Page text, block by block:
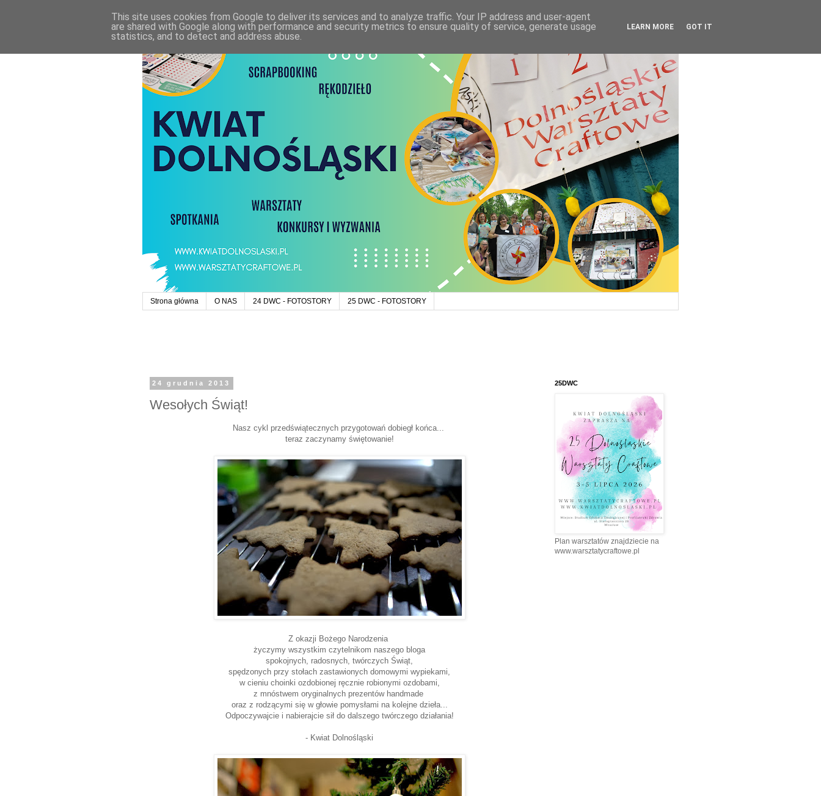
Strona główna O NAS 24 DWC - FOTOSTORY 25 DWC - FOTOSTORY
24 grudnia 2013
Wesołych Świąt!
Nasz cykl przedświątecznych przygotowań dobiegł końca...
teraz zaczynamy świętowanie!
Z okazji Bożego Narodzenia
życzymy wszystkim czytelnikom naszego bloga
spokojnych, radosnych, twórczych Świąt,
spędzonych przy stołach zastawionych domowymi wypiekami,
w cieniu choinki ozdobionej ręcznie robionymi ozdobami,
z mnóstwem oryginalnych prezentów handmade
oraz z rodzącymi się w głowie pomysłami na kolejne dzieła...
Odpoczywajcie i nabierajcie sił do dalszego twórczego działania!
- Kwiat Dolnośląski
25DWC
Plan warsztatów znajdziecie na
www.warsztatycraftowe.pl
This site uses cookies from Google to deliver its services and to analyze traffic. Your IP address and user-agent
are shared with Google along with performance and security metrics to ensure quality of service, generate usage
statistics, and to detect and address abuse.
LEARN MORE GOT IT